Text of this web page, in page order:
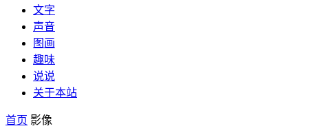
文字
声音
图画
趣味
说说
关于本站
首页 影像